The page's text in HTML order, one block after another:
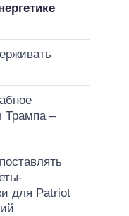
Трампа –
для Patriot